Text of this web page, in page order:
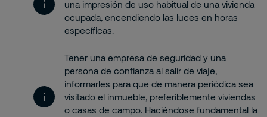
una impresión de uso habitual de una vivienda
ocupada, encendiendo las luces en horas
específicas.
Tener una empresa de seguridad y una
persona de confianza al salir de viaje,
informarles para que de manera periódica sea
visitado el inmueble, preferiblemente viviendas
o casas de campo. Haciéndose fundamental la